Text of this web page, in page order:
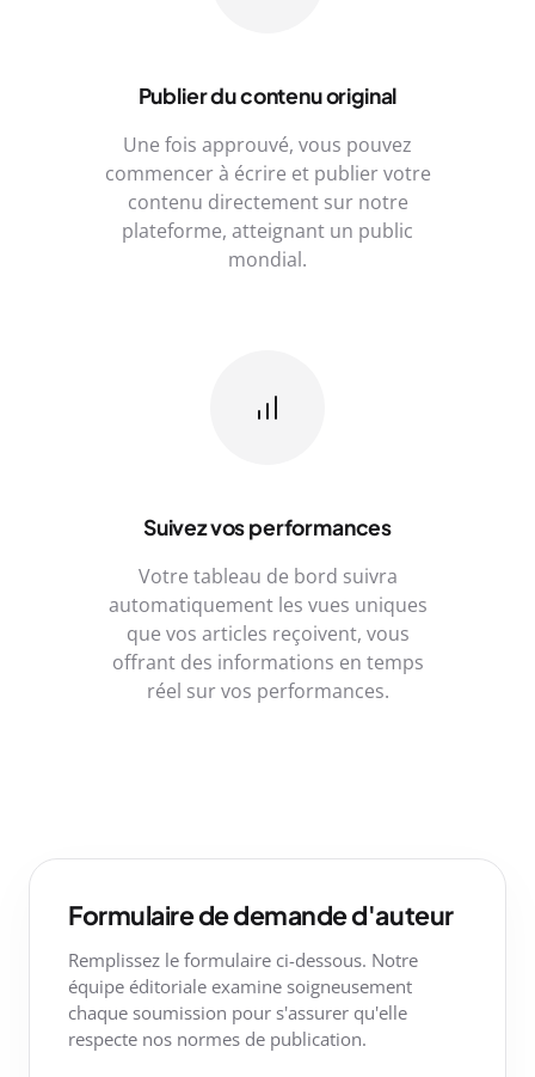
Publier du contenu original
Une fois approuvé, vous pouvez
commencer à écrire et publier votre
contenu directement sur notre
plateforme, atteignant un public
mondial.
Suivez vos performances
Votre tableau de bord suivra
automatiquement les vues uniques
que vos articles reçoivent, vous
offrant des informations en temps
réel sur vos performances.
Formulaire de demande d'auteur
Remplissez le formulaire ci-dessous. Notre
équipe éditoriale examine soigneusement
chaque soumission pour s'assurer qu'elle
respecte nos normes de publication.